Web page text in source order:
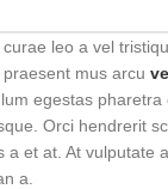
leo a vel
mus arcu
egestas
Orci hendrerit
a et at. At vulputate
a.